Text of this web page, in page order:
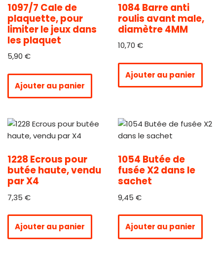
1097/7 Cale de
plaquette, pour
limiter le jeux dans
les plaquet
5,90 €
Ajouter au panier
1084 Barre anti
roulis avant male,
diamètre 4MM
10,70 €
Ajouter au panier
1228 Ecrous pour
butée haute, vendu
par X4
7,35 €
Ajouter au panier
1054 Butée de
fusée X2 dans le
sachet
9,45 €
Ajouter au panier